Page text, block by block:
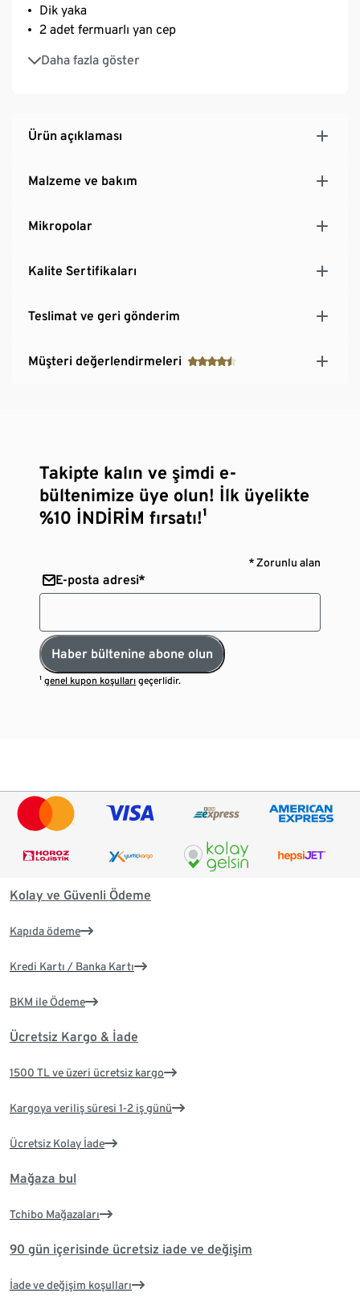
Dik yaka
2 adet fermuarlı yan cep
Daha fazla göster
Önde düz kenar, arkada yuvarlak kenar
Ürün açıklaması
Malzeme ve bakım
Mikropolar
Kalite Sertifikaları
Teslimat ve geri gönderim
Müşteri değerlendirmeleri
Takipte kalın ve şimdi e-
bültenimize üye olun! İlk üyelikte
%10 İNDİRİM fırsatı!¹
* Zorunlu alan
E-posta adresi*
Haber bültenine abone olun
¹genel kupon koşulları geçerlidir.
Kolay ve Güvenli Ödeme
Kapıda ödeme
Kredi Kartı / Banka Kartı
BKM ile Ödeme
Ücretsiz Kargo & İade
1500 TL ve üzeri ücretsiz kargo
Kargoya veriliş süresi 1-2 iş günü
Ücretsiz Kolay İade
Mağaza bul
Tchibo Mağazaları
90 gün içerisinde ücretsiz iade ve değişim
İade ve değişim koşulları